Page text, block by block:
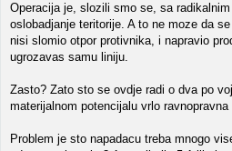
Operacija je, slozili smo se, sa
oslobadjanje teritorije. A to ne moze da
nisi slomio otpor protivnika, i napravio
ugrozavas samu liniju.
Zasto? Zato sto se ovdje radi o dva po
materijalnom potencijalu vrlo ravnopravna
Problem je sto napadacu treba mnogo